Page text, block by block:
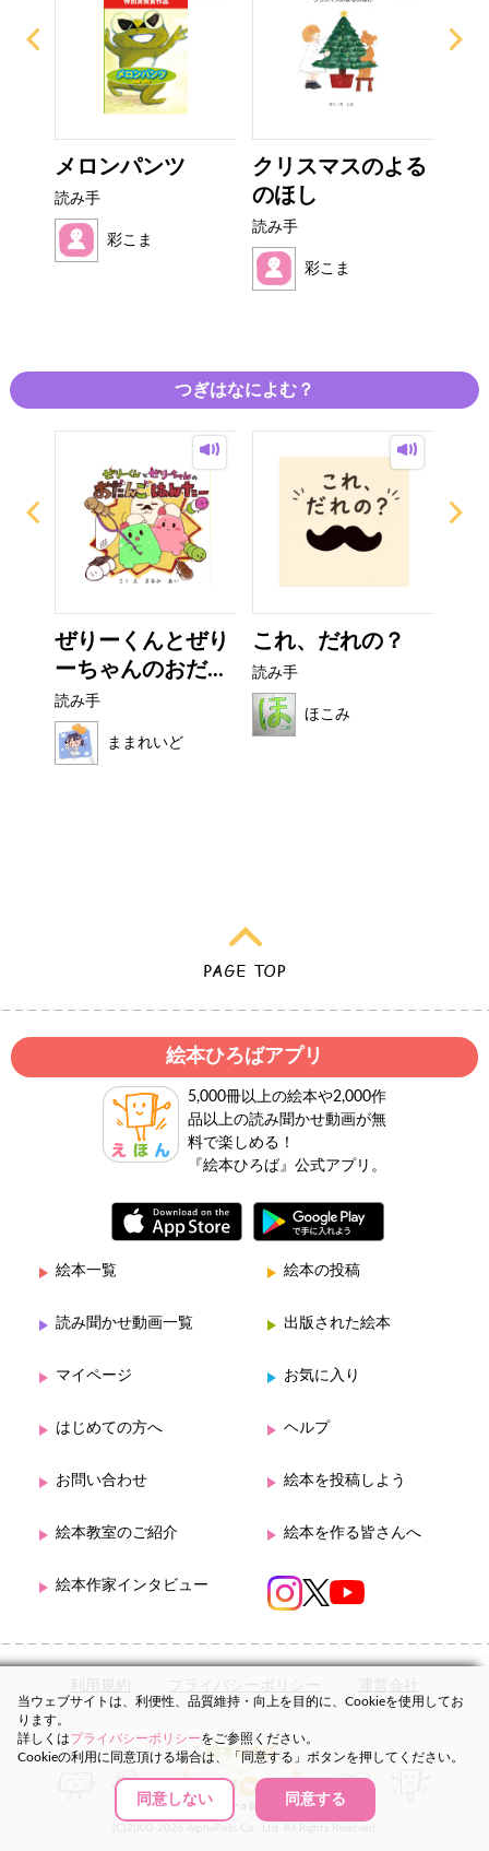
メロンパンツ
読み手
彩こま
クリスマスのよる
のほし
読み手
彩こま
つぎはなによむ？
ぜりーくんとぜり
ーちゃんのおだ...
読み手
ままれいど
これ、だれの？
読み手
ほこみ
絵本ひろばアプリ
5,000冊以上の絵本や2,000作
品以上の読み聞かせ動画が無
料で楽しめる！
『絵本ひろば』公式アプリ。
絵本一覧 絵本の投稿
読み聞かせ動画一覧 出版された絵本
マイページ お気に入り
はじめての方へ ヘルプ
お問い合わせ 絵本を投稿しよう
絵本教室のご紹介 絵本を作る皆さんへ
絵本作家インタビュー
利用規約 プライバシーポリシー 運営会社
(C)2000-2026 AlphaPolis Co., Ltd. All Rights Reserved.
当ウェブサイトは、利便性、品質維持・向上を目的に、Cookieを使用してお
ります。
詳しくはプライバシーポリシーをご参照ください。
Cookieの利用に同意頂ける場合は、「同意する」ボタンを押してください。
同意しない 同意する